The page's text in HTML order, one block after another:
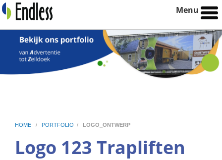
Menu
HOME / PORTFOLIO / LOGO_ONTWERP
Logo 123 Trapliften